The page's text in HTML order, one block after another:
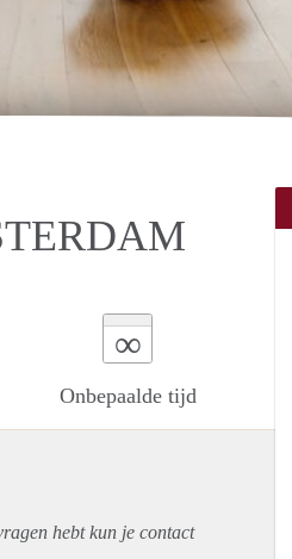
∞
Onbepaalde tijd
hebt kun je contact